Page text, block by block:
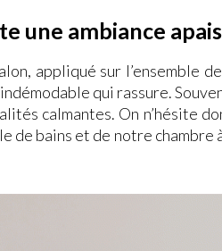
une ambiance
appliqué sur l’ensemble
qui rassure.
calmantes. On n’hésite
de bains et de notre chambre